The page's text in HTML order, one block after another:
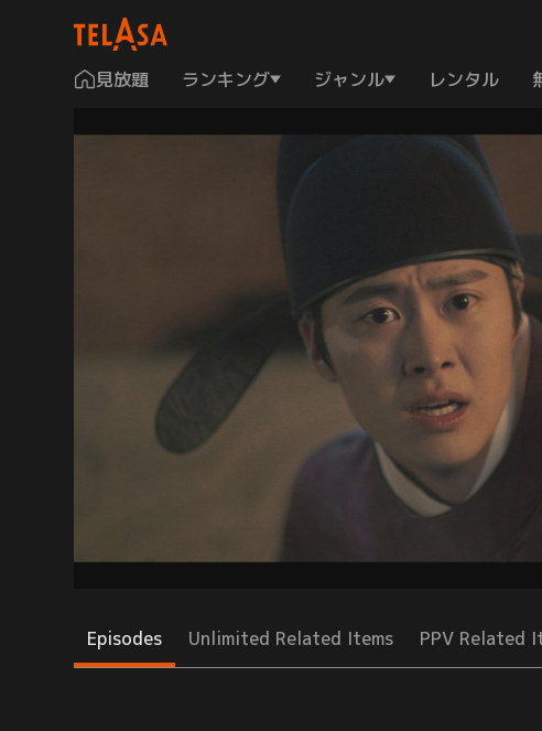
見放題 ランキング ジャンル レンタル
Episodes Unlimited Related Items PPV Related